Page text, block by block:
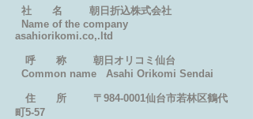
社 名 朝日折込株式会社
Name of the company
asahiorikomi.co,.ltd
呼 称 朝日オリコミ仙台
Common name Asahi Orikomi Sendai
住 所 〒984-0001仙台市若林区鶴代
町5-57